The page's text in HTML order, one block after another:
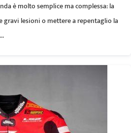
è molto semplice ma complessa: la
gravi lesioni o mettere a repentaglio la